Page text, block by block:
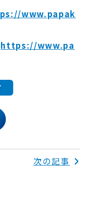
www.papak
https://www.pa
次の記事